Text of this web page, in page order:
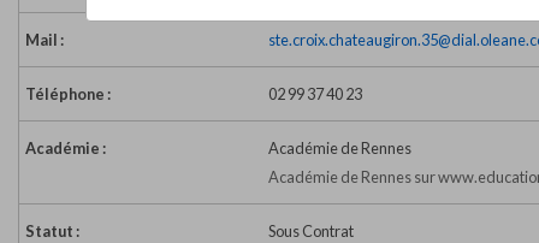
Mail :
Téléphone : 02 99 37 40 23
Académie :
Académie de Rennes
Académie de Rennes sur
Statut : Sous Contrat